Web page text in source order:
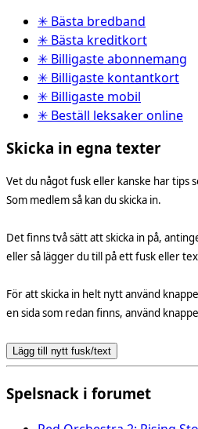
✳ Bästa bredband
✳ Bästa kreditkort
✳ Billigaste abonnemang
✳ Billigaste kontantkort
✳ Billigaste mobil
✳ Beställ leksaker online
Skicka in egna texter
Vet du något fusk eller kanske har tips
Som medlem så kan du skicka in.
Det finns två sätt att skicka in på,
eller så lägger du till på ett fusk eller
För att skicka in helt nytt använd
en sida som redan finns, använd
Lägg till nytt fusk/text
Spelsnack i forumet